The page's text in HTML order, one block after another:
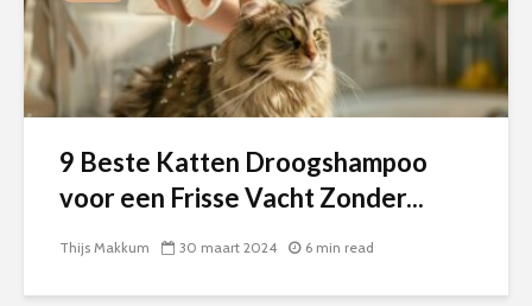
9 Beste Katten Droogshampoo
voor een Frisse Vacht Zonder...
Thijs Makkum 30 maart 2024 6 min read